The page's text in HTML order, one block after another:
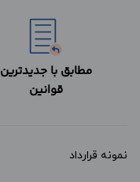
مطابق با جدیدترین
قوانین
نمونه قرارداد‌